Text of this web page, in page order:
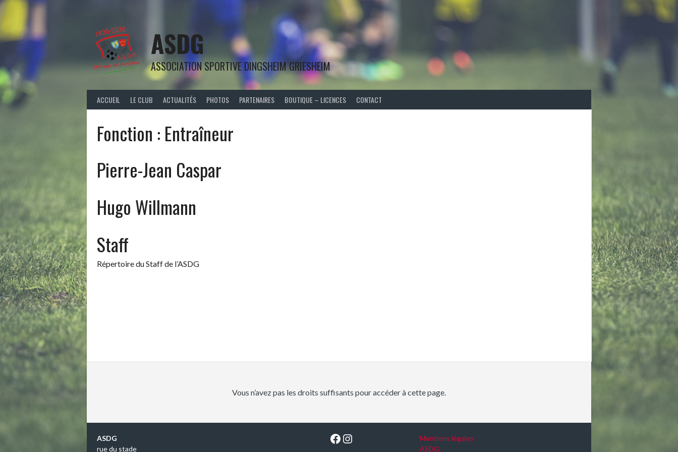
Aller
contenu
ASDG
ASSOCIATION SPORTIVE DINGSHEIM GRIESHEIM
ACCUEIL LE CLUB ACTUALITÉS PHOTOS PARTENAIRES BOUTIQUE – LICENCES CONTACT
Fonction : Entraîneur
Pierre-Jean Caspar
Hugo Willmann
Staff
Répertoire du Staff de l’ASDG
Vous n’avez pas les droits suffisants pour accéder à cette page.
ASDG
rue du stade
Facebook Instagram
Mentions légales
ASDG